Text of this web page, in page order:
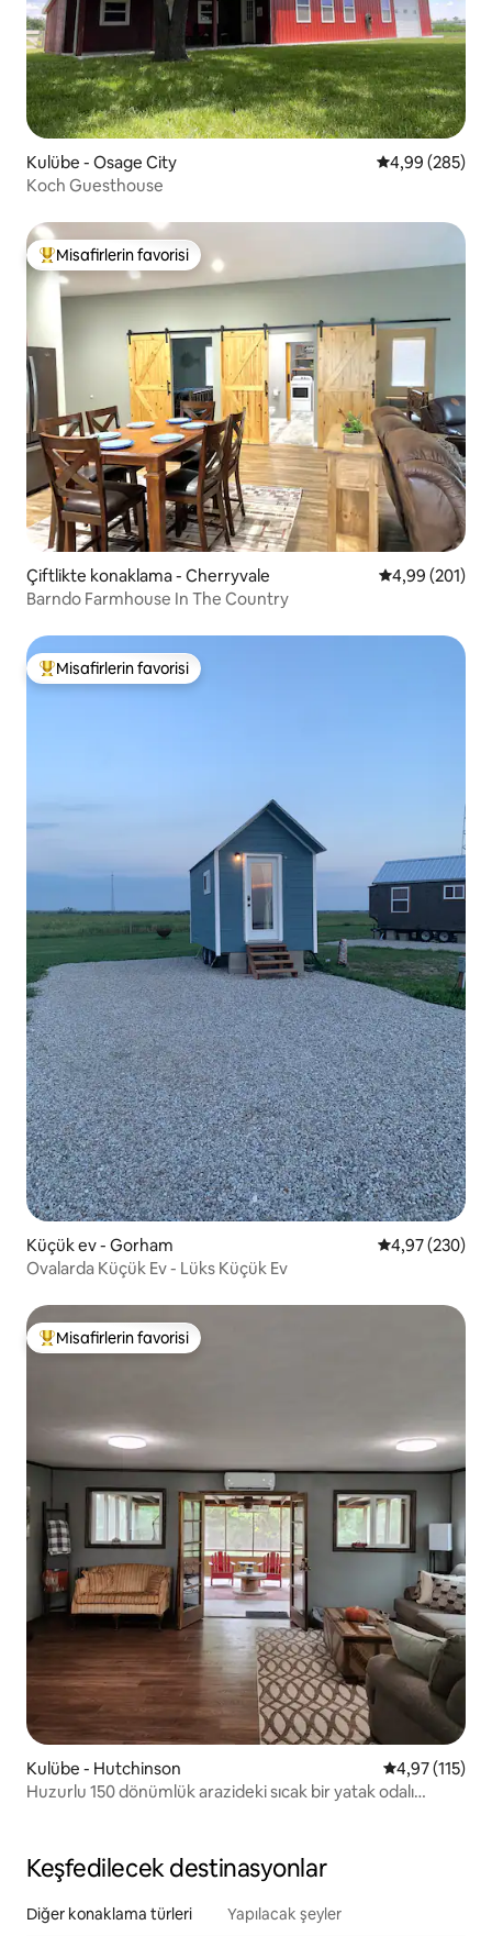
Kulübe - Osage City 5 üzerinden
4,99 (285)
Koch Guesthouse
Misafirlerin favorilerinden en beğenilenler arasında
Misafirlerin favorisi
Çiftlikte konaklama - Cherryvale 5 üzerinden
4,99 (201)
Barndo Farmhouse In The Country
Misafirlerin favorilerinden en beğenilenler arasında
Misafirlerin favorisi
Küçük ev - Gorham 5 üzerinden
4,97 (230)
Ovalarda Küçük Ev - Lüks Küçük Ev
Misafirlerin favorilerinden en beğenilenler arasında
Misafirlerin favorisi
Kulübe - Hutchinson 5 üzerinden
4,97 (115)
Huzurlu 150 dönümlük arazideki sıcak bir yatak odalı
Keşfedilecek destinasyonlar
Diğer konaklama türleri Yapılacak şeyler